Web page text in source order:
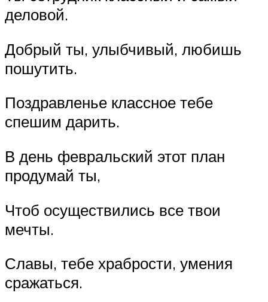
деловой.
Добрый ты, улыбчивый, любишь
пошутить.
Поздравленье классное тебе
спешим дарить.
В день февральский этот план
продумай ты,
Чтоб осуществились все твои
мечты.
Славы, тебе храбрости, умения
сражаться.